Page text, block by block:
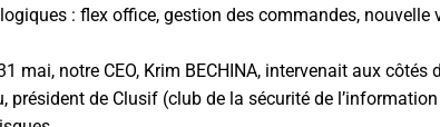
: flex office, gestion des commandes,
mai, notre CEO, Krim BECHINA, intervenait aux
président de Clusif (club de la sécurité de